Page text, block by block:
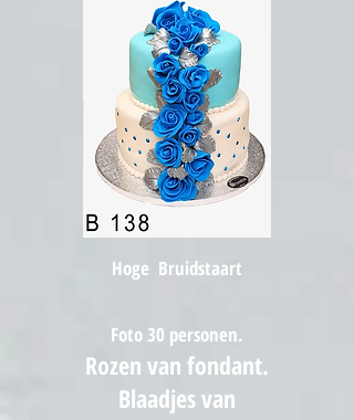
Hoge Bruidstaart
Foto 30 personen.
Rozen van fondant.
Blaadjes van